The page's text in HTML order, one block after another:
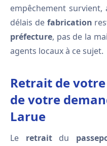
empêchement survient,
délais de fabrication
préfecture, pas de la
agents locaux à ce sujet.
Retrait de
de votre
Larue
Le retraitdu